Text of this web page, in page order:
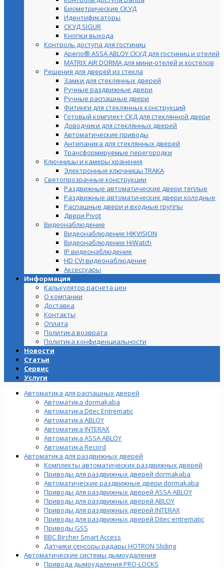
Биометрические СКУД
Идентификаторы
СКУД SIGUR
Кнопки выхода
Контроль доступа для гостиниц
Aperio® ASSA ABLOY СКУД для гостиниц и отелей
MATRIX AIR DORMA для мини-отелей и хостелов
Решения для дверей из стекла
Замки для стеклянных дверей
Ручные раздвижные двери
Ручные распашные двери
Фитинги для стеклянных конструкций
Готовый комплект СКД для стеклянной двери
Доводчики для стеклянных дверей
Автоматические приводы
Антипаника для стеклянных дверей
Трансформируемые перегородки
Ключницы и камеры хранения
Электронные ключницы TRAKA
Светопрозрачные конструкции
Раздвижные автоматические двери теплые
Раздвижные автоматические двери холодные
Распашные двери и входные группы
Двери Pivot
Видеонаблюдение
Видеонаблюдение HIKVISION
Видеонаблюдение HiWatch
IP видеонаблюдение
HD CVI видеонаблюдение
Аксессуары
Информация
Калькулятор расчета цен
О компании
Доставка
Контакты
Оплата
Политика возврата
Политика конфиденциальности
Новости
Статьи
Сервис
Услуги
Автоматика для распашных дверей
Автоматика dormakaba
Автоматика Ditec Entrematic
Автоматика ABLOY
Автоматика INTERAX
Автоматика ASSA ABLOY
Автоматика Record
Автоматика для раздвижных дверей
Комплекты автоматических раздвижных дверей
Приводы для раздвижных дверей dormakaba
Автоматические раздвижные двери dormakaba
Приводы для раздвижных дверей ASSA ABLOY
Приводы для раздвижных дверей ABLOY
Приводы для раздвижных дверей INTERAX
Приводы для раздвижных дверей Ditec entrematic
Приводы GSS
BBC Bircher Smart Access
Датчики сенсоры радары HOTRON Sliding
Автоматические системы дымоудаления
Привода дымоудаления PRO-LOCKS